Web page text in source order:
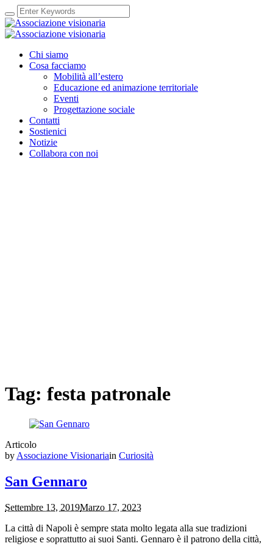
Chi siamo
Cosa facciamo
Mobilità all’estero
Educazione ed animazione territoriale
Eventi
Progettazione sociale
Contatti
Sostienici
Notizie
Collabora con noi
Tag: festa patronale
Articolo
by Associazione Visionariain Curiosità
San Gennaro
Settembre 13, 2019Marzo 17, 2023
La città di Napoli è sempre stata molto legata alla sue tradizioni
religiose e soprattutto ai suoi Santi. Gennaro è il patrono della città,